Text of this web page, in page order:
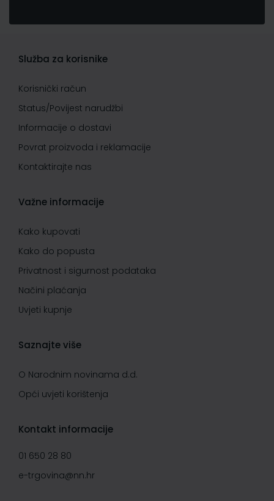
Služba za korisnike
Korisnički račun
Status/Povijest narudžbi
Informacije o dostavi
Povrat proizvoda i reklamacije
Kontaktirajte nas
Važne informacije
Kako kupovati
Kako do popusta
Privatnost i sigurnost podataka
Načini plaćanja
Uvjeti kupnje
Saznajte više
O Narodnim novinama d.d.
Opći uvjeti korištenja
Kontakt informacije
01 650 28 80
e-trgovina@nn.hr